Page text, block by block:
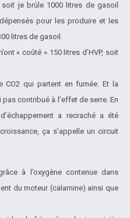
je brûle 1000 litres de gasoil
pour les produire et les
litres de gasoil.
« coûté » 150 litres d’HVP, soit
CO2 qui partent en fumée. Et la
pas contribué à l’effet de serre. En
a recraché a été
ça s’appelle un circuit
à l’oxygène contenue dans
du moteur (calamine) ainsi que